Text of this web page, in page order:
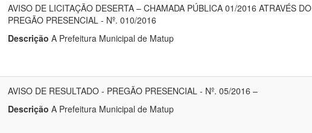
AVISO DE LICITAÇÃO DESERTA – CHAMADA PÚBLICA 01/2016 ATRAVÉS DO
PREGÃO PRESENCIAL - Nº. 010/2016
Descrição A Prefeitura Municipal de Matup
AVISO DE RESULTADO - PREGÃO PRESENCIAL - Nº. 05/2016 –
Descrição A Prefeitura Municipal de Matup